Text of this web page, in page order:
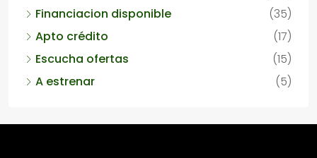
Financiacion disponible
(35)
Apto crédito
(17)
Escucha ofertas
(15)
A estrenar
(5)